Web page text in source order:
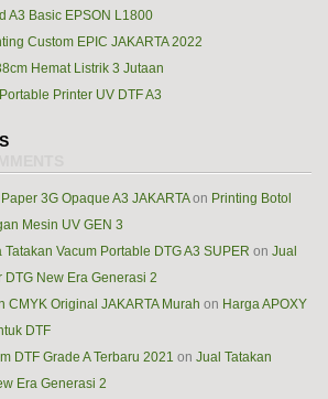
A3 Basic EPSON L1800
Custom EPIC JAKARTA 2022
Hemat Listrik 3 Jutaan
Printer UV DTF A3
3G Opaque A3 JAKARTAon Printing Botol
Mesin UV GEN 3
Vacum Portable DTG A3 SUPER on Jual
DTG New Era Generasi 2
CMYK Original JAKARTA Murah on Harga APOXY
DTF
DTF Grade A Terbaru 2021 on Jual Tatakan
Era Generasi 2